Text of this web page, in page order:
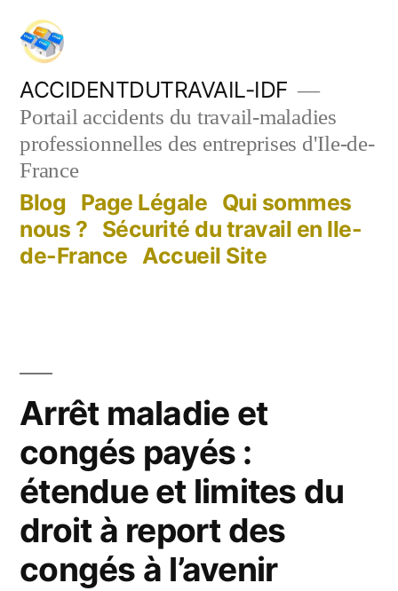
Aller
contenu
ACCIDENTDUTRAVAIL-IDF
Portail accidents du travail-maladies
professionnelles des entreprises d'Ile-de-
France
Blog Page Légale Qui sommes
nous ? Sécurité du travail en Ile-
de-France Accueil Site
Arrêt maladie et
congés payés :
étendue et limites du
droit à report des
congés à l’avenir